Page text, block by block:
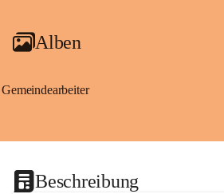
Alben
Gemeindearbeiter
Beschreibung